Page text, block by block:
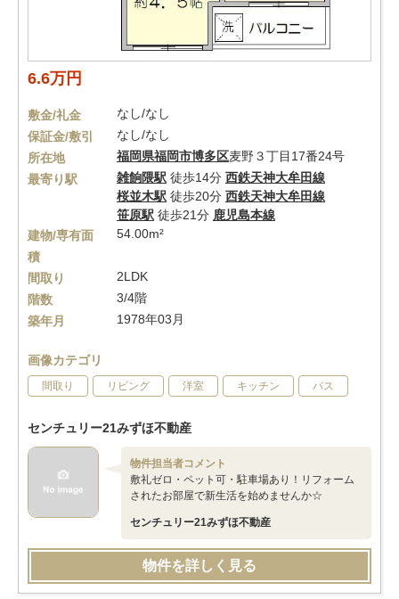
6.6万円
敷金/礼金
なし/なし
保証金/敷引
なし/なし
所在地
福岡県福岡市博多区麦野３丁目17番24号
最寄り駅
雑餉隈駅 徒歩14分 西鉄天神大牟田線
桜並木駅 徒歩20分 西鉄天神大牟田線
笹原駅 徒歩21分 鹿児島本線
建物/専有面
積
54.00m²
間取り
2LDK
階数
3/4階
築年月
1978年03月
画像カテゴリ
間取り リビング 洋室 キッチン バス
センチュリー21みずほ不動産
物件担当者コメント
敷礼ゼロ・ペット可・駐車場あり！リフォーム
されたお部屋で新生活を始めませんか☆
センチュリー21みずほ不動産
物件を詳しく見る